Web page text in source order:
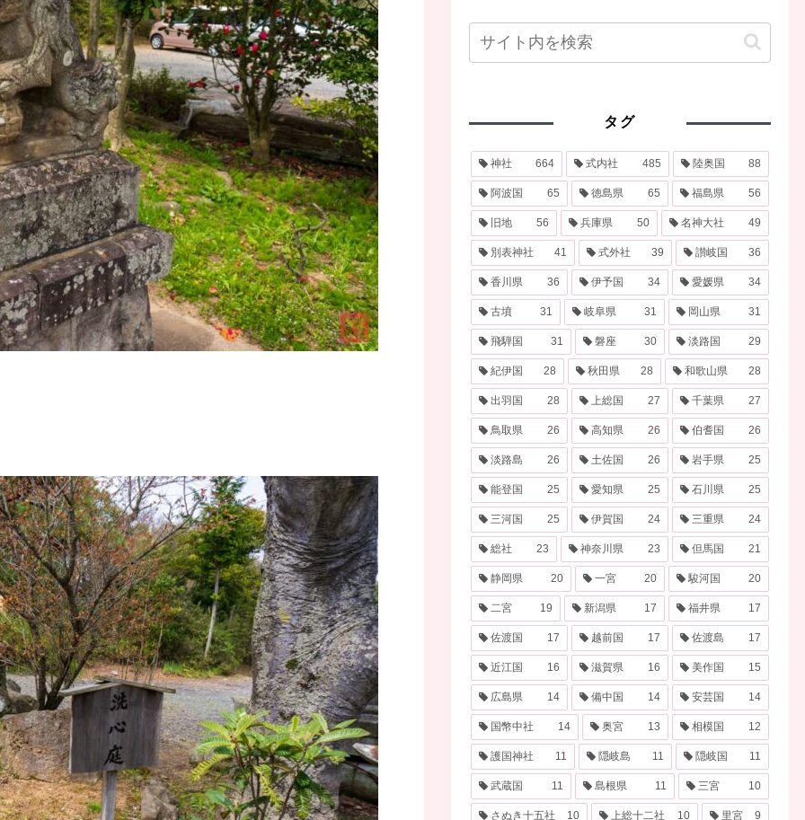
タグ
神社 664 式内社 485 陸奥国 88
阿波国 65 徳島県 65 福島県 56
旧地 56 兵庫県 50 名神大社 49
別表神社 41 式外社 39 讃岐国 36
香川県 36 伊予国 34 愛媛県 34
古墳 31 岐阜県 31 岡山県 31
飛騨国 31 磐座 30 淡路国 29
紀伊国 28 秋田県 28 和歌山県 28
出羽国 28 上総国 27 千葉県 27
鳥取県 26 高知県 26 伯耆国 26
淡路島 26 土佐国 26 岩手県 25
能登国 25 愛知県 25 石川県 25
三河国 25 伊賀国 24 三重県 24
総社 23 神奈川県 23 但馬国 21
静岡県 20 一宮 20 駿河国 20
二宮 19 新潟県 17 福井県 17
佐渡国 17 越前国 17 佐渡島 17
近江国 16 滋賀県 16 美作国 15
広島県 14 備中国 14 安芸国 14
国幣中社 14 奥宮 13 相模国 12
護国神社 11 隠岐島 11 隠岐国 11
武蔵国 11 島根県 11 三宮 10
さぬき十五社 10 上総十二社 10 里宮 9